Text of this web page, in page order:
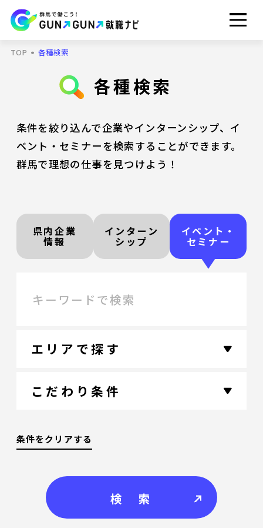
TOP 各種検索
各種検索
条件を絞り込んで企業やインターンシップ、イ
ベント・セミナーを検索することができます。
群馬で理想の仕事を見つけよう！
県内企業
情報
インターン
シップ
イベント・
セミナー
エリアで探す
こだわり条件
条件をクリアする
検 索